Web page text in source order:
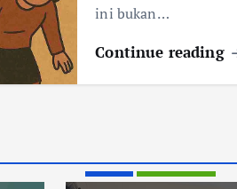
ini bukan…
Continue reading
Berita Pendidikan